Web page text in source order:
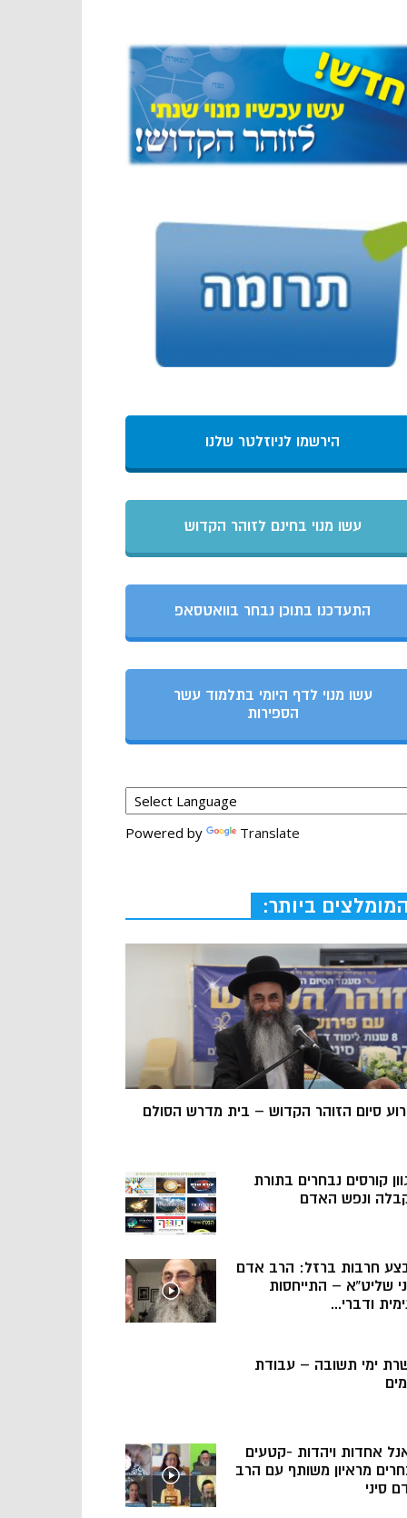
הירשמו לניוזלטר שלנו
עשו מנוי בחינם לזוהר הקדוש
התעדכנו בתוכן נבחר בוואטסאפ
עשו מנוי לדף היומי בתלמוד עשר
הספירות
Powered by Translate
המומלצים ביותר:
סיום הזוהר הקדוש – בית מדרש הסולם
קורסים נבחרים בתורת
ונפש האדם
חרבות ברזל: הרב אדם
שליט”א – התייחסות
ודברי...
ימי תשובה – עבודת
אחדות ויהדות -קטעים
מראיון משותף עם הרב
סיני